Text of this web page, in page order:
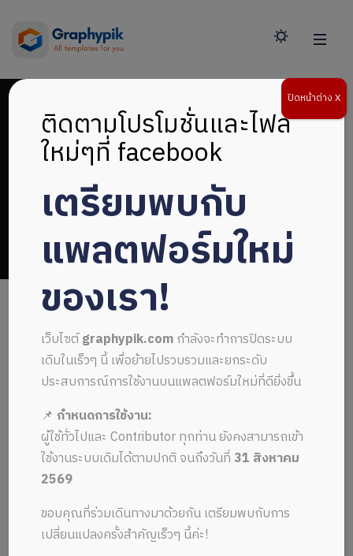
หน้าปก doc ไฟล์
ALL MUSIC FROM หน้าปก doc ไฟล์
5 Sales
ติดตามโปรโมชั่นและไฟล์
ใหม่ๆที่ facebook
เตรียมพบกับ
แพลตฟอร์มใหม่
ของเรา!
เว็บไซต์graphypik.comกำลังจะทำการปิดระบบ
เดิมในเร็วๆ นี้ เพื่อย้ายไปรวบรวมและยกระดับ
ประสบการณ์การใช้งานบนแพลตฟอร์มใหม่ที่ดียิ่งขึ้น
📌กำหนดการใช้งาน:
ผู้ใช้ทั่วไปและ Contributor ทุกท่าน ยังคงสามารถเข้า
ใช้งานระบบเดิมได้ตามปกติ จนถึงวันที่ 31 สิงหาคม
2569
ขอบคุณที่ร่วมเดินทางมาด้วยกัน เตรียมพบกับการ
เปลี่ยนแปลงครั้งสำคัญเร็วๆ นี้ค่ะ!
ปิดหน้าต่าง X